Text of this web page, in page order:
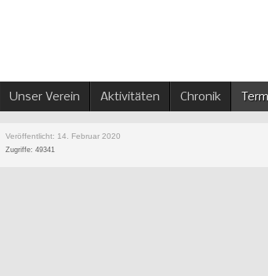
Unser Verein Aktivitäten Chronik
Veröffentlicht: 14. Februar 2020
Zugriffe: 49341